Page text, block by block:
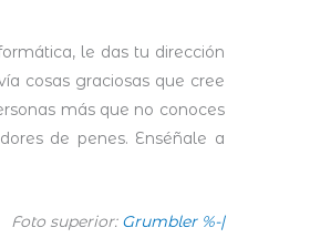
le das tu dirección
cosas graciosas que cree
más que no conoces
de penes. Enséñale a
Foto superior: Grumbler %-|